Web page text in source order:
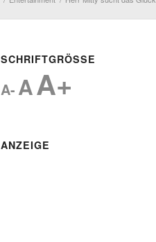
SCHRIFTGRÖSSE
A- AA+
ANZEIGE